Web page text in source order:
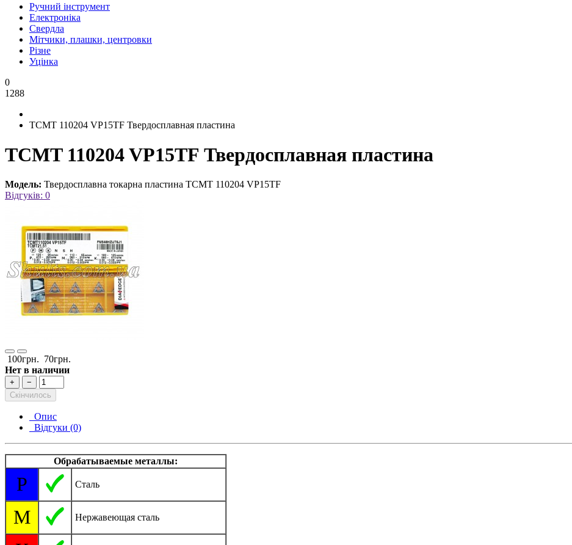
Ручний інструмент
Електроніка
Свердла
Мітчики, плашки, центровки
Різне
Уцінка
0
1288
TCMT 110204 VP15TF Твердосплавная пластина
TCMT 110204 VP15TF Твердосплавная пластина
Модель: Твердосплавна токарна пластина TCMT 110204 VP15TF
Відгуків: 0
100грн. 70грн.
Нет в наличии
+
−
Скінчилось
Опис
Відгуки (0)
Обрабатываемые металлы:
P Сталь
M Нержавеющая сталь